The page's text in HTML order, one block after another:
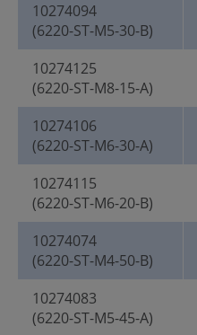
10274094
(6220-ST-M5-30-B)
10274125
(6220-ST-M8-15-A)
10274106
(6220-ST-M6-30-A)
10274115
(6220-ST-M6-20-B)
10274074
(6220-ST-M4-50-B)
10274083
(6220-ST-M5-45-A)